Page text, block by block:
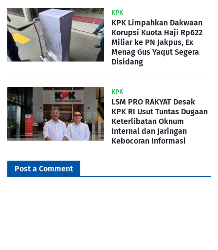
KPK
KPK Limpahkan Dakwaan
Korupsi Kuota Haji Rp622
Miliar ke PN Jakpus, Ex
Menag Gus Yaqut Segera
Disidang
KPK
LSM PRO RAKYAT Desak
KPK RI Usut Tuntas Dugaan
Keterlibatan Oknum
Internal dan Jaringan
Kebocoran Informasi
Post a Comment